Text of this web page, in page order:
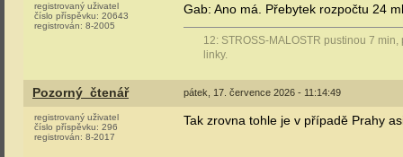
registrovaný uživatel
číslo příspěvku: 20643
registrován: 8-2005
Gab: Ano má. Přebytek rozpočtu 24
12: STROSS-MALOSTR pustinou 7
linky.
Pozorný_čtenář pátek, 17. července 2026 - 11:14:49
registrovaný uživatel
číslo příspěvku: 296
registrován: 8-2017
Tak zrovna tohle je v případě Prahy